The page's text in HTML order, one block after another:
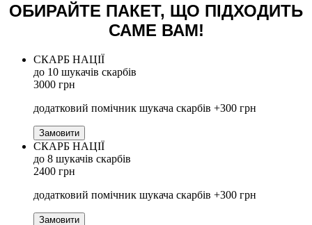
ОБИРАЙТЕ ПАКЕТ, ЩО ПІДХОДИТЬ
САМЕ ВАМ!
СКАРБ НАЦІЇ
до 10 шукачів скарбів
3000 грн
додатковий помічник шукача скарбів +300 грн
Замовити
СКАРБ НАЦІЇ
до 8 шукачів скарбів
2400 грн
додатковий помічник шукача скарбів +300 грн
Замовити